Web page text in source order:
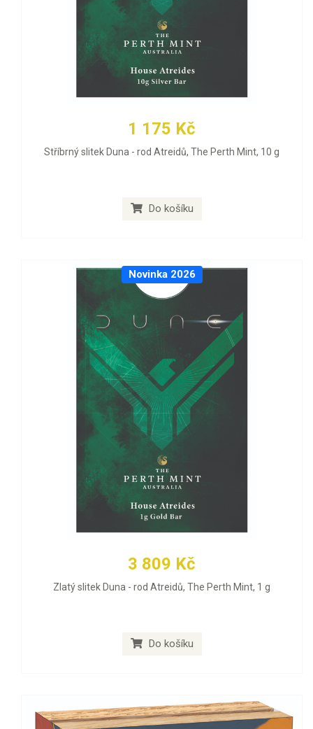
1 175 Kč
Stříbrný slitek Duna - rod Atreidů, The Perth Mint, 10 g
Do košíku
Novinka 2026
3 809 Kč
Zlatý slitek Duna - rod Atreidů, The Perth Mint, 1 g
Do košíku